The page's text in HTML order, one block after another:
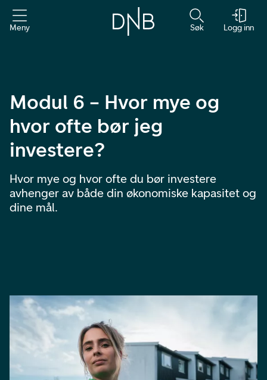
Meny Søk Logg inn
Modul 6 – Hvor mye og
hvor ofte bør jeg
investere?
Hvor mye og hvor ofte du bør investere
avhenger av både din økonomiske kapasitet og
dine mål.